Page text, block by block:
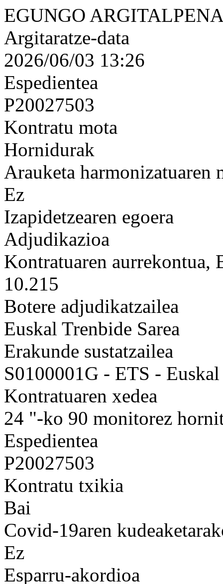
EGUNGO
Argitaratze-data
2026/06/03 13:26
Espedientea
P20027503
Kontratu mota
Hornidurak
Arauketa harmonizatuaren
Ez
Izapidetzearen egoera
Adjudikazioa
Kontratuaren aurrekontua,
10.215
Botere adjudikatzailea
Euskal Trenbide Sarea
Erakunde sustatzailea
S0100001G - ETS -
Kontratuaren xedea
24 "-ko 90 monitorez
Espedientea
P20027503
Kontratu txikia
Bai
Covid-19aren
Ez
Esparru-akordioa